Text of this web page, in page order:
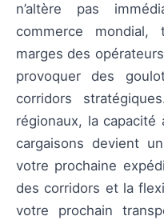
n’altère pas
commerce
marges des
provoquer des
corridors
régionaux, la
cargaisons devient
votre prochaine
des corridors et la
votre prochain